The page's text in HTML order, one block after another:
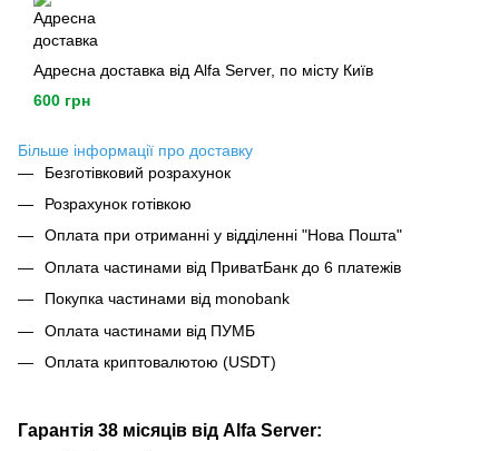
Адресна доставка від Alfa Server, по місту Київ
600 грн
Більше інформації про доставку
Безготівковий розрахунок
Розрахунок готівкою
Оплата при отриманні у відділенні "Нова Пошта"
Оплата частинами від ПриватБанк до 6 платежів
Покупка частинами від monobank
Оплата частинами від ПУМБ
Оплата криптовалютою (USDT)
Гарантія 38 місяців від Alfa Server: